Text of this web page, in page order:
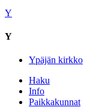
Y
Y
Ypäjän kirkko
Haku
Info
Paikkakunnat